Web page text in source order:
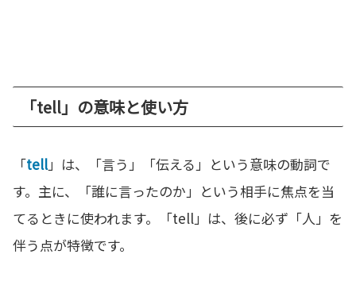
「tell」の意味と使い方
「tell」は、「言う」「伝える」という意味の動詞で
す。主に、「誰に言ったのか」という相手に焦点を当
てるときに使われます。「tell」は、後に必ず「人」を
伴う点が特徴です。